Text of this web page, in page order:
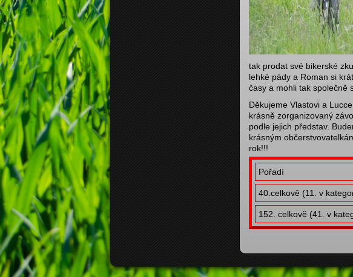
tak prodat své bikerské
lehké pády a Roman si
časy a mohli tak společně
Děkujeme Vlastovi a
krásně zorganizovaný
podle jejich představ.
krásným
rok!!!
Pořadí
40.celkově (11. v
152. celkově (41. v